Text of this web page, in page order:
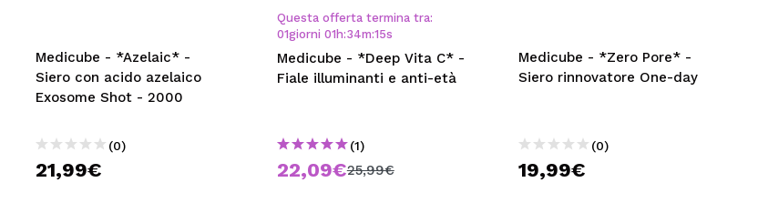
Medicube - *Azelaic* -
Siero con acido azelaico
Exosome Shot - 2000
(0)
21,99€
Questa offerta termina tra:
01giorni 01 h:34m:15s
Medicube - *Deep Vita C* -
Fiale illuminanti e anti-età
(1)
22,09€25,99€
Medicube - *Zero Pore* -
Siero rinnovatore One-day
(0)
19,99€